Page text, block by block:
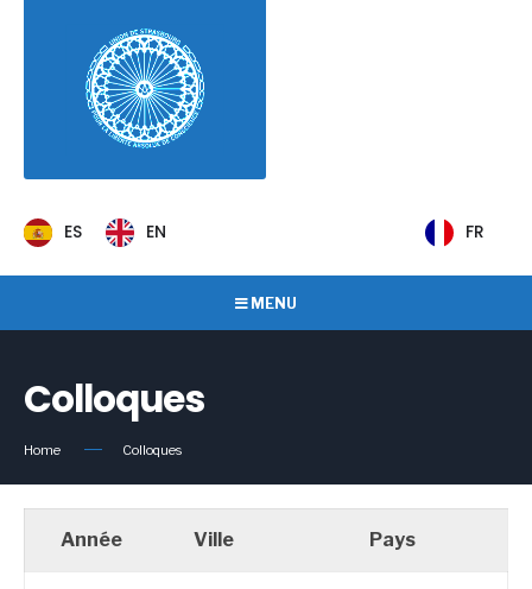
FR
ES EN
MENU
Colloques
Home Colloques
Année Ville Pays